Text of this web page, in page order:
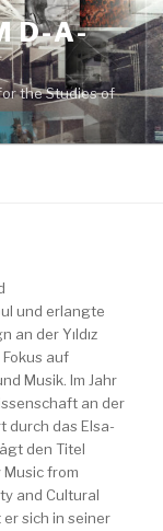
D-A-
the Studies of
und erlangte
an der Yıldız
auf
Musik. Im Jahr
an der
durch das Elsa-
den Titel
Music from
and Cultural
er sich in seiner